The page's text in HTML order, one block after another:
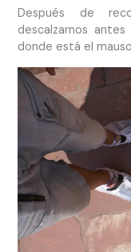
Después de
descalzarnos
donde está el